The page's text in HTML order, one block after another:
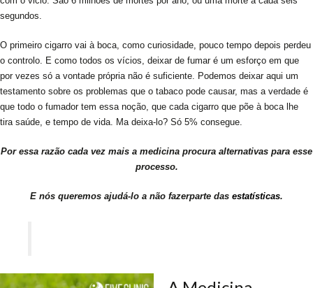
segundos.
O primeiro cigarro vai à boca, como curiosidade, pouco tempo depois perdeu
o controlo. E como todos os vícios, deixar de fumar é um esforço em que
por vezes só a vontade própria não é suficiente. Podemos deixar aqui um
testamento sobre os problemas que o tabaco pode causar, mas a verdade é
que todo o fumador tem essa noção, que cada cigarro que põe à boca lhe
tira saúde, e tempo de vida. Ma deixa-lo? Só 5% consegue.
Por essa razão cada vez mais a medicina procura alternativas para esse
processo.
E nós queremos ajudá-lo a não fazerparte das estatísticas.